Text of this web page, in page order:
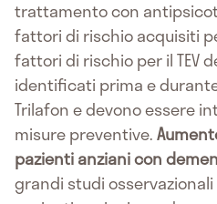
trattamento con
fattori di rischio acquisiti
fattori di rischio per il TEV
identificati prima e
Trilafon e devono essere
misure preventive.
pazienti anziani con
grandi studi